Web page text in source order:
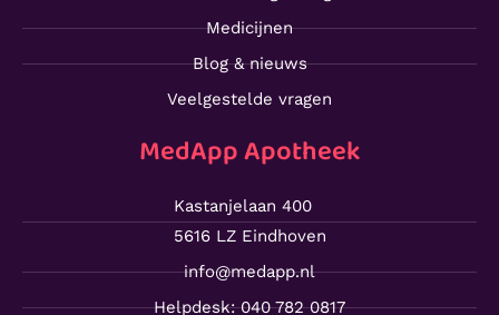
Medicijnen
Blog & nieuws
Veelgestelde vragen
MedApp Apotheek
Kastanjelaan 400
5616 LZ Eindhoven
info@medapp.nl
Helpdesk: 040 782 0817